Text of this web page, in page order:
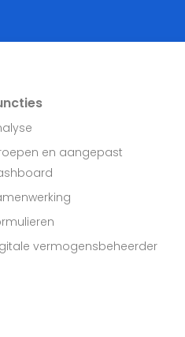
en aangepast
vermogensbeheerder